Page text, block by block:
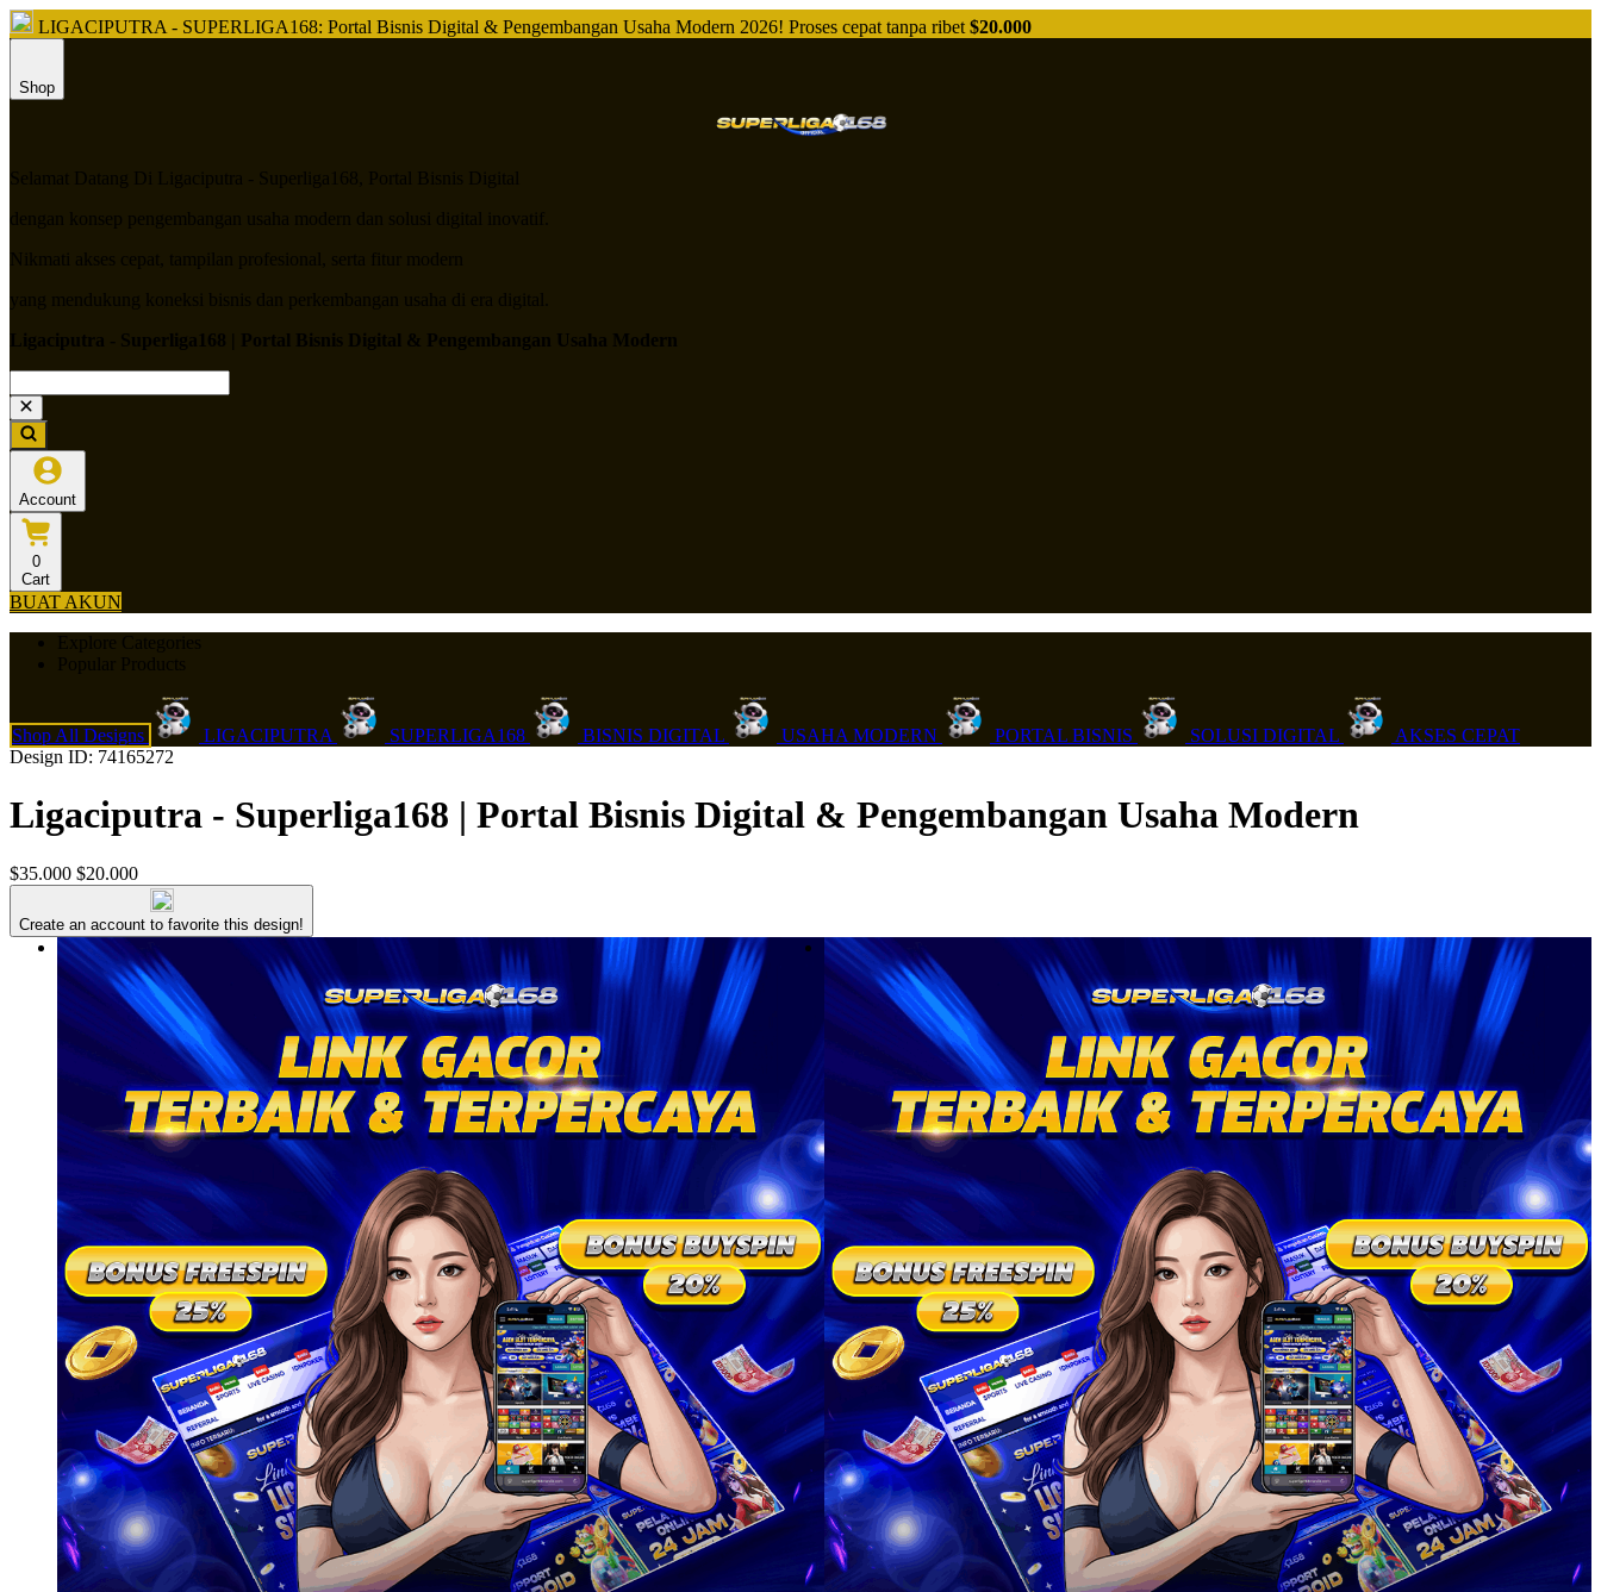
LIGACIPUTRA - SUPERLIGA168: Portal Bisnis Digital & Pengembangan Usaha Modern 2026! Proses cepat tanpa ribet $20.000
Shop
Selamat Datang Di Ligaciputra - Superliga168, Portal Bisnis Digital
dengan konsep pengembangan usaha modern dan solusi digital inovatif.
Nikmati akses cepat, tampilan profesional, serta fitur modern
yang mendukung koneksi bisnis dan perkembangan usaha di era digital.
Ligaciputra - Superliga168 | Portal Bisnis Digital & Pengembangan Usaha Modern
Account
0
Cart
BUAT AKUN
Explore Categories
Popular Products
Shop All Designs LIGACIPUTRA SUPERLIGA168 BISNIS DIGITAL USAHA MODERN PORTAL BISNIS SOLUSI DIGITAL
AKSES CEPAT
Design ID: 74165272
Ligaciputra - Superliga168 | Portal Bisnis Digital & Pengembangan Usaha Modern
$35.000 $20.000
Create an account to favorite this design!